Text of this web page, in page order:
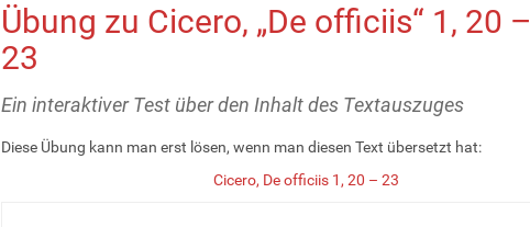
Übung zu Cicero, „De officiis“ 1, 20 –
23
Ein interaktiver Test über den Inhalt des Textauszuges
Diese Übung kann man erst lösen, wenn man diesen Text übersetzt hat:
Cicero, De officiis 1, 20 – 23